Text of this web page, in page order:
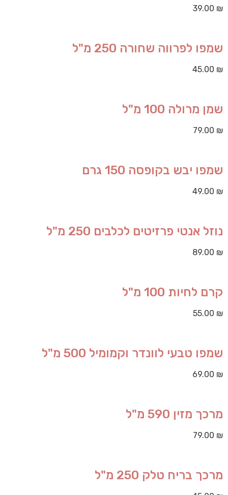
39.00 ₪
שמפו לפרווה שחורה 250 מ"ל
45.00 ₪
שמן מרולה 100 מ"ל
79.00 ₪
שמפו יבש בקופסה 150 גרם
49.00 ₪
נוזל אנטי פרזיטים לכלבים 250 מ"ל
89.00 ₪
קרם לחיות 100 מ"ל
55.00 ₪
שמפו טבעי לוונדר וקמומיל 500 מ"ל
69.00 ₪
מרכך מזין 590 מ"ל
79.00 ₪
מרכך בריח טלק 250 מ"ל